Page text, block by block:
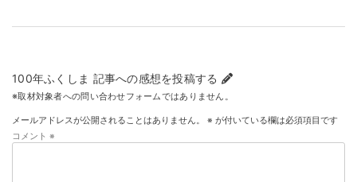
100年ふくしま 記事への感想を投稿する
※取材対象者への問い合わせフォームではありません。
メールアドレスが公開されることはありません。 ※ が付いている欄は必須項目です
コメント ※